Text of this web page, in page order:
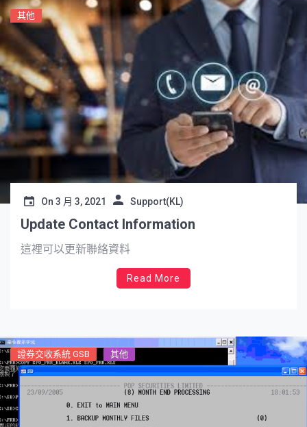
其他
On 3 月 3, 2021 Support(KL)
Update Contact Information
這裡可以更新聯絡資料
Read More
證券交收系統 GSB 其他